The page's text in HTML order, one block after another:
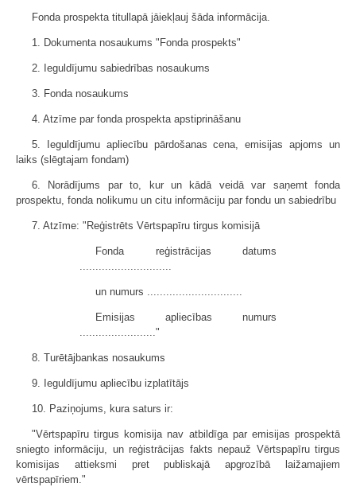
Fonda prospekta titullapā jāiekļauj šāda informācija.
1. Dokumenta nosaukums "Fonda prospekts"
2. Ieguldījumu sabiedrības nosaukums
3. Fonda nosaukums
4. Atzīme par fonda prospekta apstiprināšanu
5. Ieguldījumu apliecību pārdošanas cena, emisijas apjoms un
laiks (slēgtajam fondam)
6. Norādījums par to, kur un kādā veidā var saņemt fonda
prospektu, fonda nolikumu un citu informāciju par fondu un sabiedrību
7. Atzīme: "Reģistrēts Vērtspapīru tirgus komisijā
Fonda reģistrācijas datums
.............................
un numurs ..............................
Emisijas apliecības numurs
........................"
8. Turētājbankas nosaukums
9. Ieguldījumu apliecību izplatītājs
10. Paziņojums, kura saturs ir:
"Vērtspapīru tirgus komisija nav atbildīga par emisijas prospektā
sniegto informāciju, un reģistrācijas fakts nepauž Vērtspapīru tirgus
komisijas attieksmi pret publiskajā apgrozībā laižamajiem
vērtspapīriem."